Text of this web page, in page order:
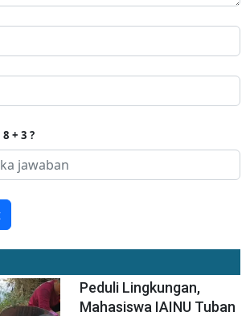
+ 3 ?
Peduli Lingkungan,
Mahasiswa IAINU Tuban